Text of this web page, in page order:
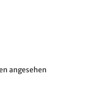
angesehen